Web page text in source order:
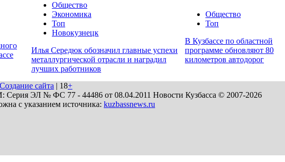
Общество
Экономика
Топ
Новокузнецк
Илья Середюк обозначил главные успехи
металлургической отрасли и наградил
лучших работников
Общество
Топ
В Кузбассе по областной
программе обновляют 80
километров автодорог
Создание сайта | 18+
ЭЛ № ФС 77 - 44486 от 08.04.2011 Новости Кузбасса © 2007-2026
с указанием источника: kuzbassnews.ru